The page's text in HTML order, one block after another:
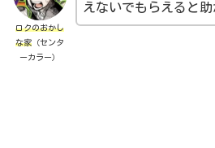
ロクのおかし
な家 （センタ
ーカラー）
えないでもらえると助